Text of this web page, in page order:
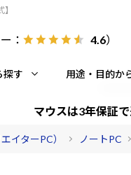
： 4.6）
探す 用途・目的か
マウスは3年保証
イターPC） ノートPC